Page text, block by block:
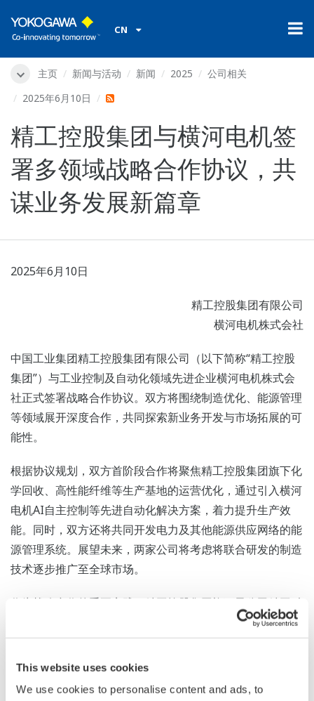
This website uses cookies
We use cookies to personalise content and ads, to
CN
主页 新闻与活动 新闻 2025
公司相关
2025年6月10日
精工控股集团与横河电机签
署多领域战略合作协议，共
谋业务发展新篇章
2025年6月10日
精工控股集团有限公司
横河电机株式会社
中国工业集团精工控股集团有限公司（以下简称“精工控股
集团”）与工业控制及自动化领域先进企业横河电机株式会
社正式签署战略合作协议。双方将围绕制造优化、能源管理
等领域展开深度合作，共同探索新业务开发与市场拓展的可
能性。
根据协议规划，双方首阶段合作将聚焦精工控股集团旗下化
学回收、高性能纤维等生产基地的运营优化，通过引入横河
电机AI自主控制等先进自动化解决方案，着力提升生产效
能。同时，双方还将共同开发电力及其他能源供应网络的能
源管理系统。展望未来，两家公司将考虑将联合研发的制造
技术逐步推广至全球市场。
作为战略合作的重要实践，精工控股集团旗下子公司精工科
技与横河电机已签署合作协议，联合开发利用AI及其他技术
的高性能纤维生产线智能操控系统，标志着双方在智能制造
与数智领域的合作迈入实质阶段。